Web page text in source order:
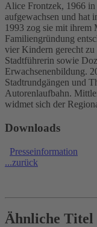
Alice Frontzek, 1966
aufgewachsen und hat
1993 zog sie mit
Familiengründung
vier Kindern gerecht zu
Stadtführerin sowie
Erwachsenenbildung.
Stadtrundgängen und
Autorenlaufbahn.
widmet sich der
Downloads
Presseinformation
...zurück
Ähnliche Titel